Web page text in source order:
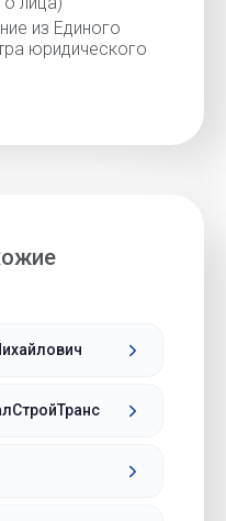
из Единого
юридического